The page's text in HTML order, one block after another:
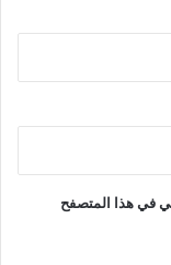
في هذا المتصفح